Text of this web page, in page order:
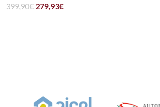
399,90€ 279,93€